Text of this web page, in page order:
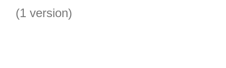
(1 version)